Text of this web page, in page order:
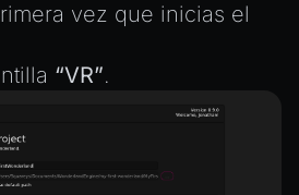
vez que inicias el
“VR”.